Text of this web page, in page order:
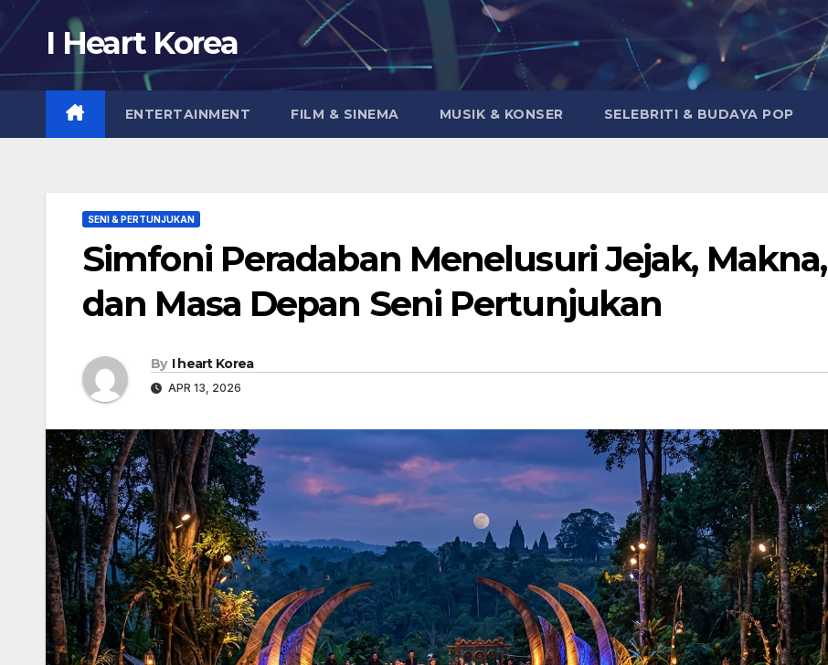
Skip
to
content
I Heart Korea
ENTERTAINMENT FILM & SINEMA MUSIK & KONSER SELEBRITI & BUDAYA POP
SENI & PERTUNJUKAN
Simfoni Peradaban Menelusuri Jejak, Makna,
dan Masa Depan Seni Pertunjukan
By I heart Korea
APR 13, 2026